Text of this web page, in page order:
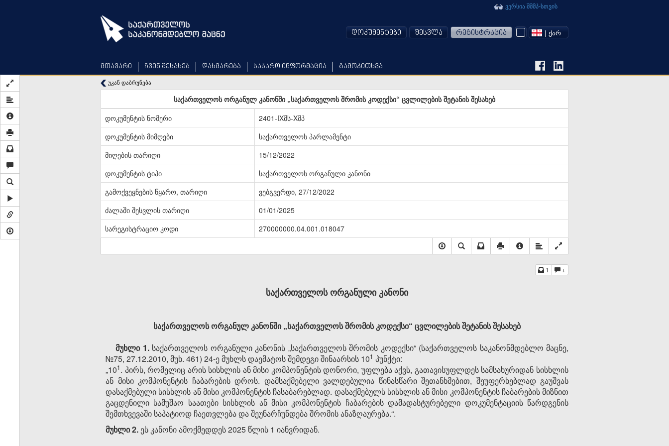
მთავარი ჩვენ შესახებ დახმარება საჯარო ინფორმაცია გამოკითხვა
ვერსია შშმპ-სთვის
დოკუმენტები შესვლა რეგისტრაცია | ᲥᲐᲠ
უკან დაბრუნება
საქართველოს ორგანულ კანონში „საქართველოს შრომის კოდექსი“ ცვლილების შეტანის შესახებ
დოკუმენტის ნომერი
2401-IXმს-Xმპ
დოკუმენტის მიმღები
საქართველოს პარლამენტი
მიღების თარიღი
15/12/2022
დოკუმენტის ტიპი
საქართველოს ორგანული კანონი
გამოქვეყნების წყარო, თარიღი
ვებგვერდი, 27/12/2022
ძალაში შესვლის თარიღი
01/01/2025
სარეგისტრაციო კოდი
270000000.04.001.018047
1 +
საქართველოს ორგანული კანონი
საქართველოს ორგანულ კანონში „საქართველოს შრომის კოდექსი“ ცვლილების შეტანის შესახებ
მუხლი 1.საქართველოს ორგანული კანონის „საქართველოს შრომის კოდექსი“ (საქართველოს საკანონმდებლო მაცნე,
№75, 27.12.2010, მუხ. 461) 24-ე მუხლს დაემატოს შემდეგი შინაარსის 10​1 პუნქტი:
„10​1. პირს, რომელიც არის სისხლის ან მისი კომპონენტის დონორი, უფლება აქვს, გათავისუფლდეს სამსახურიდან სისხლის
ან მისი კომპონენტის ჩაბარების დროს. დამსაქმებელი ვალდებულია წინასწარი შეთანხმებით, შეუფერხებლად გაუშვას
დასაქმებული სისხლის ან მისი კომპონენტის ჩასაბარებლად. დასაქმებულს სისხლის ან მისი კომპონენტის ჩაბარების მიზნით
გაცდენილი სამუშაო საათები სისხლის ან მისი კომპონენტის ჩაბარების დამადასტურებელი დოკუმენტაციის წარდგენის
შემთხვევაში საპატიოდ ჩაეთვლება და შეუნარჩუნდება შრომის ანაზღაურება.“.
მუხლი 2. ეს კანონი ამოქმედდეს 2025 წლის 1 იანვრიდან.